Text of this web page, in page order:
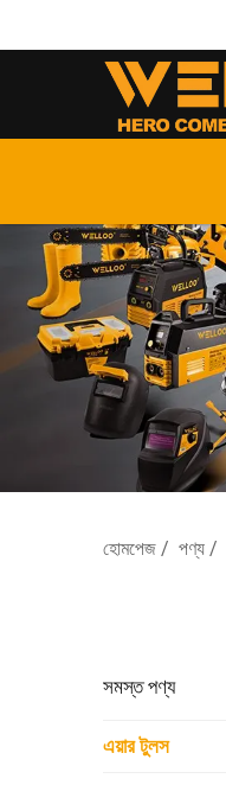
হোমপেজ / পণ্য /
সমস্ত পণ্য
এয়ার টুলস